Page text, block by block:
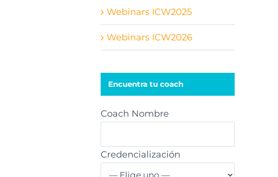
Webinars ICW2025
Webinars ICW2026
Encuentra tu coach
Coach Nombre
Credencialización